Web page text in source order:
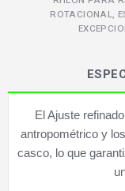
ROTACIONAL,
El Ajuste
antropométrico y
casco, lo que